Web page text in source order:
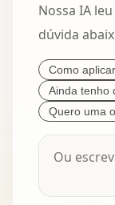
Nossa IA
dúvida
Como
Ainda tenho
Quero uma